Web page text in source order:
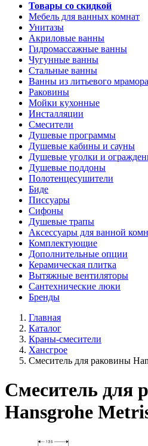
Товары со скидкой
Мебель для ванных комнат
Унитазы
Акриловые ванны
Гидромассажные ванны
Чугунные ванны
Стальные ванны
Ванны из литьевого мрамора
Раковины
Мойки кухонные
Инсталляции
Смесители
Душевые программы
Душевые кабины и сауны
Душевые уголки и
Душевые поддоны
Полотенцесушители
Биде
Писсуары
Сифоны
Душевые трапы
Аксессуары для ванной
Комплектующие
Дополнительные опции
Керамическая плитка
Вытяжные вентиляторы
Сантехнические люки
Бренды
Главная
Каталог
Краны-смесители
Хансгрое
Смеситель для раковины
Смеситель для
Hansgrohe